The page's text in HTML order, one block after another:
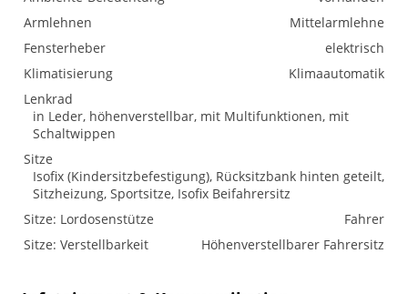
Armlehnen
Mittelarmlehne
Fensterheber
elektrisch
Klimatisierung
Klimaautomatik
Lenkrad
in Leder, höhenverstellbar, mit Multifunktionen, mit
Schaltwippen
Sitze
Isofix (Kindersitzbefestigung), Rücksitzbank hinten geteilt,
Sitzheizung, Sportsitze, Isofix Beifahrersitz
Sitze: Lordosenstütze
Fahrer
Sitze: Verstellbarkeit
Höhenverstellbarer Fahrersitz